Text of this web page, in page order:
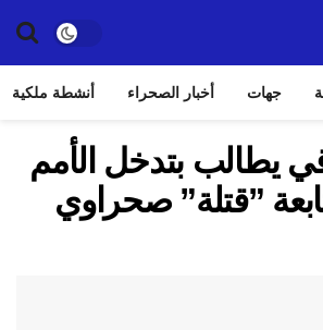
جهات أخبار الصحراء أنشطة ملكية
يطالب بتدخل الأمم
”قتلة” صحراوي